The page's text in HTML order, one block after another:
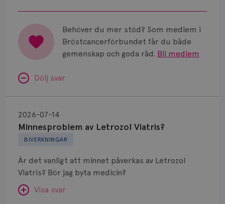
Behöver du mer stöd? Som medlem i
Bröstcancerförbundet får du både
gemenskap och goda råd. Bli medlem
Dölj svar
BIVERKNINGAR
Minnesproblem av Letrozol Viatris?
2026-07-14
Är det vanligt att minnet påverkas av Letrozol
Viatris? Bör jag byta medicin?
Visa svar
Letrozol
Viatris?